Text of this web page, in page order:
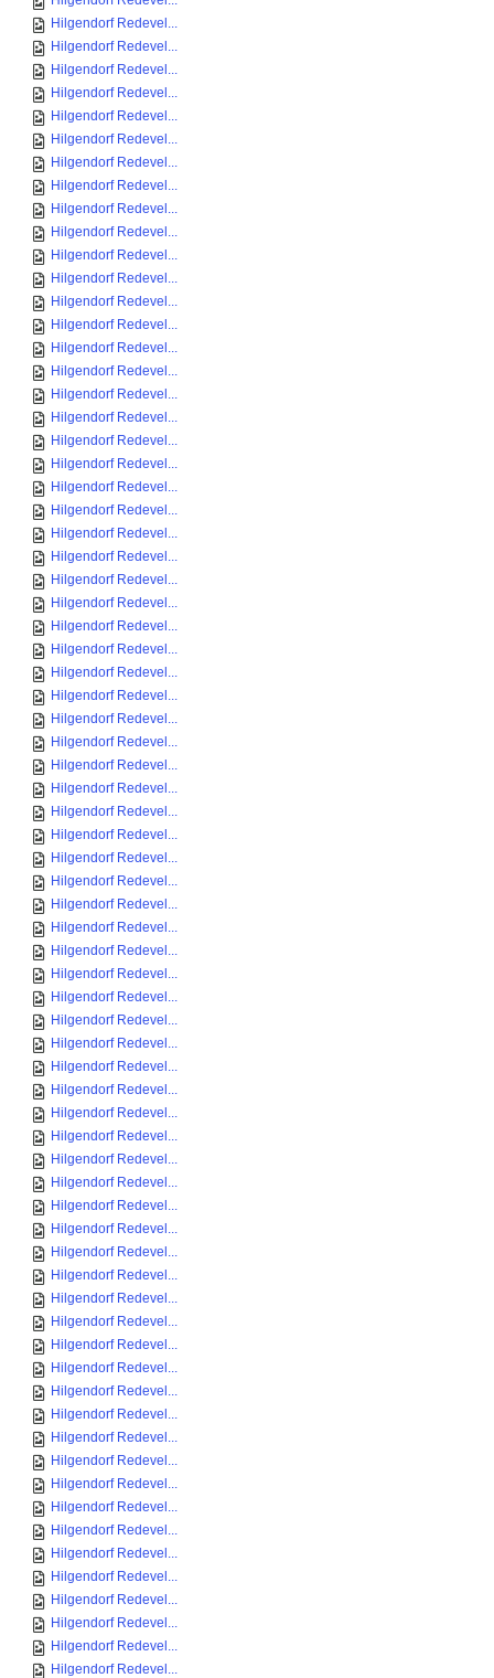
Hilgendorf Redevel...
Hilgendorf Redevel...
Hilgendorf Redevel...
Hilgendorf Redevel...
Hilgendorf Redevel...
Hilgendorf Redevel...
Hilgendorf Redevel...
Hilgendorf Redevel...
Hilgendorf Redevel...
Hilgendorf Redevel...
Hilgendorf Redevel...
Hilgendorf Redevel...
Hilgendorf Redevel...
Hilgendorf Redevel...
Hilgendorf Redevel...
Hilgendorf Redevel...
Hilgendorf Redevel...
Hilgendorf Redevel...
Hilgendorf Redevel...
Hilgendorf Redevel...
Hilgendorf Redevel...
Hilgendorf Redevel...
Hilgendorf Redevel...
Hilgendorf Redevel...
Hilgendorf Redevel...
Hilgendorf Redevel...
Hilgendorf Redevel...
Hilgendorf Redevel...
Hilgendorf Redevel...
Hilgendorf Redevel...
Hilgendorf Redevel...
Hilgendorf Redevel...
Hilgendorf Redevel...
Hilgendorf Redevel...
Hilgendorf Redevel...
Hilgendorf Redevel...
Hilgendorf Redevel...
Hilgendorf Redevel...
Hilgendorf Redevel...
Hilgendorf Redevel...
Hilgendorf Redevel...
Hilgendorf Redevel...
Hilgendorf Redevel...
Hilgendorf Redevel...
Hilgendorf Redevel...
Hilgendorf Redevel...
Hilgendorf Redevel...
Hilgendorf Redevel...
Hilgendorf Redevel...
Hilgendorf Redevel...
Hilgendorf Redevel...
Hilgendorf Redevel...
Hilgendorf Redevel...
Hilgendorf Redevel...
Hilgendorf Redevel...
Hilgendorf Redevel...
Hilgendorf Redevel...
Hilgendorf Redevel...
Hilgendorf Redevel...
Hilgendorf Redevel...
Hilgendorf Redevel...
Hilgendorf Redevel...
Hilgendorf Redevel...
Hilgendorf Redevel...
Hilgendorf Redevel...
Hilgendorf Redevel...
Hilgendorf Redevel...
Hilgendorf Redevel...
Hilgendorf Redevel...
Hilgendorf Redevel...
Hilgendorf Redevel...
Hilgendorf Redevel...